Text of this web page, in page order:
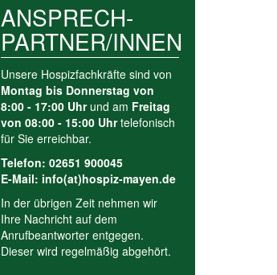
ANSPRECH­-
PARTNER/INNEN
Unsere Hospizfachkräfte sind von
Montag bis Donnerstag von
8:00 - 17:00 Uhrund am Freitag
von 08:00 - 15:00 Uhrtelefonisch
für Sie erreichbar.
Telefon: 02651 900045
E-Mail: info(at)hospiz-mayen.de
In der übrigen Zeit nehmen wir
Ihre Nachricht auf dem
Anrufbeant­worter entgegen.
Dieser wird regelmäßig abgehört.